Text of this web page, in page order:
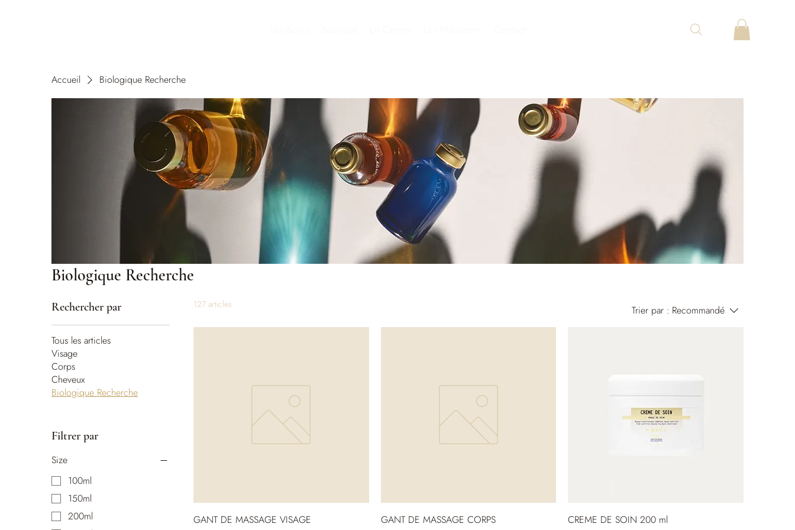
Accueil Biologique Recherche
Biologique Recherche
Rechercher par
Tous les articles
Visage
Corps
Cheveux
Biologique Recherche
Filtrer par
Size
100ml
150ml
200ml
127 articles Trier par : Recommandé
GANT DE MASSAGE VISAGE
GANT DE MASSAGE CORPS
CREME DE SOIN 200 ml